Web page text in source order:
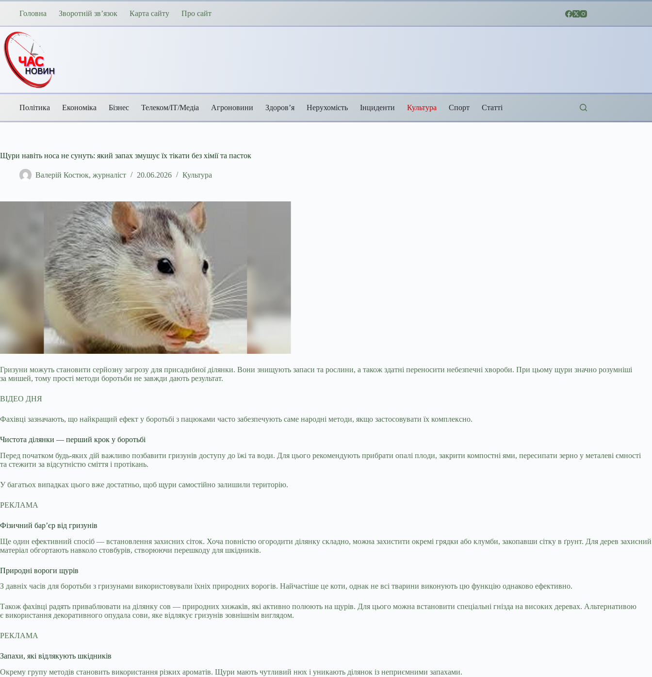
Перейти
Головна Зворотній зв’язок Карта сайту Про сайт
Політика Економіка Бізнес Телеком/ІТ/Медіа Агроновини Здоров’я Нерухомість Інциденти Культура Спорт Статті
Щури навіть носа не сунуть: який запах змушує їх тікати без хімії та пасток
Валерій Костюк, журналіст 20.06.2026 Культура
Гризуни можуть становити серйозну загрозу для присадибної ділянки. Вони знищують запаси та рослини, а також здатні переносити небезпечні хвороби. При цьому щури значно розумніші
за мишей, тому прості методи боротьби не завжди дають результат.
ВІДЕО ДНЯ
Фахівці зазначають, що найкращий ефект у боротьбі з пацюками часто забезпечують саме народні методи, якщо застосовувати їх комплексно.
Чистота ділянки — перший крок у боротьбі
Перед початком будь-яких дій важливо позбавити гризунів доступу до їжі та води. Для цього рекомендують прибрати опалі плоди, закрити компостні ями, пересипати зерно у металеві ємності
та стежити за відсутністю сміття і протікань.
У багатьох випадках цього вже достатньо, щоб щури самостійно залишили територію.
РЕКЛАМА
Фізичний бар’єр від гризунів
Ще один ефективний спосіб — встановлення захисних сіток. Хоча повністю огородити ділянку складно, можна захистити окремі грядки або клумби, закопавши сітку в ґрунт. Для дерев захисний
матеріал обгортають навколо стовбурів, створюючи перешкоду для шкідників.
Природні вороги щурів
З давніх часів для боротьби з гризунами використовували їхніх природних ворогів. Найчастіше це коти, однак не всі тварини виконують цю функцію однаково ефективно.
Також фахівці радять приваблювати на ділянку сов — природних хижаків, які активно полюють на щурів. Для цього можна встановити спеціальні гнізда на високих деревах. Альтернативою
є використання декоративного опудала сови, яке відлякує гризунів зовнішнім виглядом.
РЕКЛАМА
Запахи, які відлякують шкідників
Окрему групу методів становить використання різких ароматів. Щури мають чутливий нюх і уникають ділянок із неприємними запахами.